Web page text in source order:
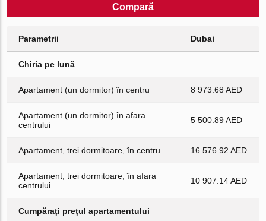
Compară
Parametrii Dubai
Chiria pe lună
Apartament (un dormitor) în centru 8 973.68 AED
Apartament (un dormitor) în afara
centrului
5 500.89 AED
Apartament, trei dormitoare, în centru 16 576.92 AED
Apartament, trei dormitoare, în afara
centrului
10 907.14 AED
Cumpărați prețul apartamentului